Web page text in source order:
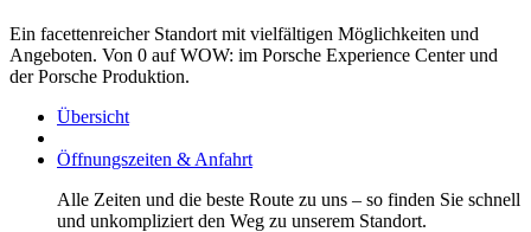
Ein facettenreicher Standort mit vielfältigen Möglichkeiten und
Angeboten. Von 0 auf WOW: im Porsche Experience Center und
der Porsche Produktion.
Übersicht
Öffnungszeiten & Anfahrt
Alle Zeiten und die beste Route zu uns – so finden Sie schnell
und unkompliziert den Weg zu unserem Standort.